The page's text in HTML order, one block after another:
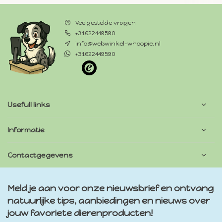
Veelgestelde vragen
+31622449590
info@webwinkel-whoopie.nl
+31622449590
Usefull links
Informatie
Contactgegevens
Meld je aan voor onze nieuwsbrief en ontvang
natuurlijke tips, aanbiedingen en nieuws over
jouw favoriete dierenproducten!